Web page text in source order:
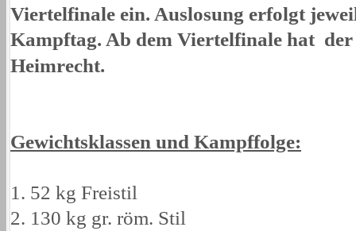
Viertelfinale ein. Auslosung erfolgt
Kampftag. Ab dem Viertelfinale hat der
Heimrecht.
Gewichtsklassen und Kampffolge:
1. 52 kg Freistil
2. 130 kg gr. röm. Stil